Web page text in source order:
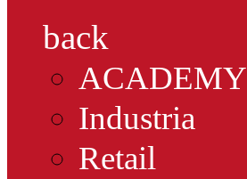
back
ACADEMY
Industria
Retail